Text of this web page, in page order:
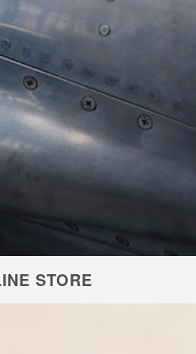
STORE